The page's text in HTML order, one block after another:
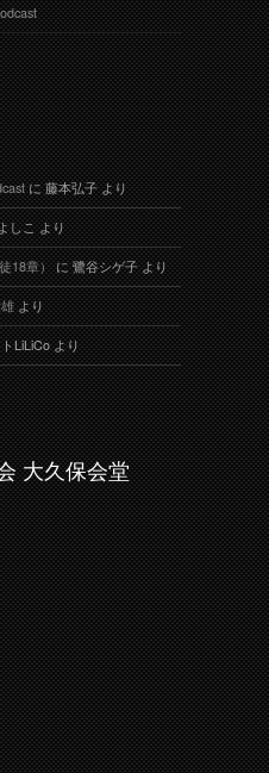
に藤本弘子より
しこより
18章）に鷺谷シゲ子より
より
LiLiCoより
大久保会堂